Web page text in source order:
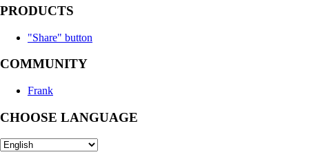
PRODUCTS
"Share" button
COMMUNITY
Frank
CHOOSE LANGUAGE